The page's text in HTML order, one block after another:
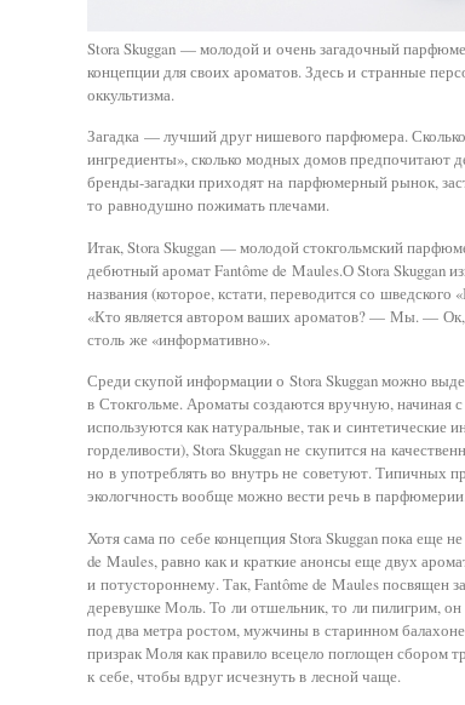
Stora Skuggan — молодой и очень загадочный
концепции для своих ароматов. Здесь и странные
оккультизма.
Загадка — лучший друг нишевого парфюмера.
ингредиенты», сколько модных домов предпочитают
бренды-загадки приходят на парфюмерный рынок,
то равнодушно пожимать плечами.
Итак, Stora Skuggan — молодой стокгольмский
дебютный аромат Fantôme de Maules.О Stora Skuggan
названия (которое, кстати, переводится со
«Кто является автором ваших ароматов? — Мы. —
столь же «информативно».
Среди скупой информации о Stora Skuggan можно
в Стокгольме. Ароматы создаются вручную, начиная
используются как натуральные, так и синтетические
горделивости), Stora Skuggan не скупится на
но в употреблять во внутрь не советуют. Типичных
экологчность вообще можно вести речь в
Хотя сама по себе концепция Stora Skuggan пока еще
de Maules, равно как и краткие анонсы еще двух
и потустороннему. Так, Fantôme de Maules
деревушке Моль. То ли отшельник, то ли пилигрим,
под два метра ростом, мужчины в старинном
призрак Моля как правило всецело поглощен сбором
к себе, чтобы вдруг исчезнуть в лесной чаще.